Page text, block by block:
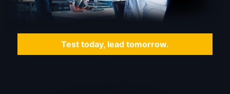
Test today, lead tomorrow.